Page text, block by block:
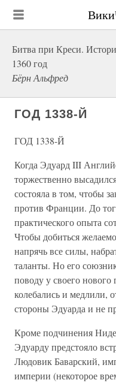
Битва при Креси.
1360 год
Бёрн Альфред
ГОД 1338-Й
ГОД 1338-Й
Когда Эдуард III
торжественно
состояла в том, чтобы
против Франции. До
практического опыта
Чтобы добиться
напрячь все силы,
таланты. Но его
поводу у своего нового
колебались и медлили,
стороны Эдуарда и не
Кроме подчинения
Эдуарду предстояло
Людовик Баварский,
империи (некоторое